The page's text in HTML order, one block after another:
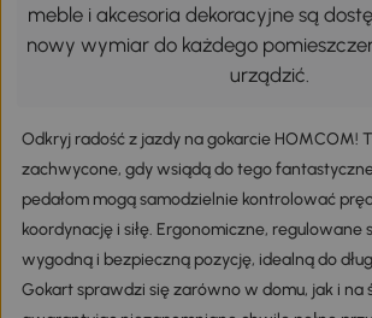
meble i akcesoria dekoracyjne są
nowy wymiar do każdego
urządzić.
Odkryj radość z jazdy na gokarcie HOMCOM!
zachwycone, gdy wsiądą do tego
pedałom mogą samodzielnie kontrolować
koordynację i siłę. Ergonomiczne,
wygodną i bezpieczną pozycję, idealną do
Gokart sprawdzi się zarówno w domu, jak i na